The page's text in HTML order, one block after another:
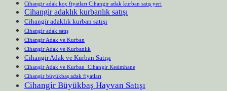
Cihangir adak koç fiyatları Cihangir adak kurban satış yeri
Cihangir adaklık kurbanlık satışı
Cihangir adaklık kurban satışı
Cihangir adak satış
Cihangir Adak ve Kurban
Cihangir Adak ve Kurbanlık
Cihangir Adak ve Kurban Satışı
Cihangir Adak ve Kurban Cihangir Kesimhane
Cihangir büyükbaş adak fiyatları
Cihangir Büyükbaş Hayvan Satışı